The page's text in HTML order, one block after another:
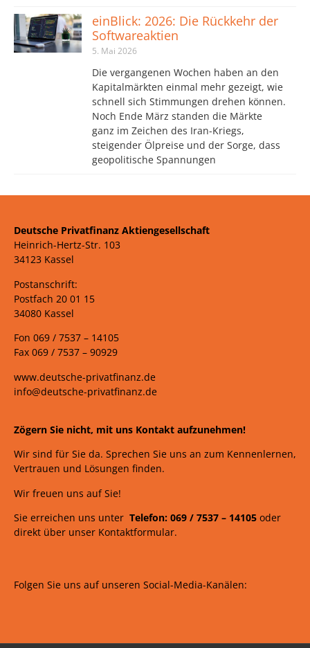
einBlick: 2026: Die Rückkehr der
Softwareaktien
5. Mai 2026
Die vergangenen Wochen haben an den
Kapitalmärkten einmal mehr gezeigt, wie
schnell sich Stimmungen drehen können.
Noch Ende März standen die Märkte
ganz im Zeichen des Iran-Kriegs,
steigender Ölpreise und der Sorge, dass
geopolitische Spannungen
Deutsche Privatfinanz Aktiengesellschaft
Heinrich-Hertz-Str. 103
34123 Kassel
Postanschrift:
Postfach 20 01 15
34080 Kassel
Fon 069 / 7537 – 14105
Fax 069 / 7537 – 90929
www.deutsche-privatfinanz.de
info@deutsche-privatfinanz.de
Zögern Sie nicht, mit uns Kontakt aufzunehmen!
Wir sind für Sie da. Sprechen Sie uns an zum Kennenlernen,
Vertrauen und Lösungen finden.
Wir freuen uns auf Sie!
Sie erreichen uns unter Telefon: 069 / 7537 – 14105 oder
direkt über unser Kontaktformular.
Folgen Sie uns auf unseren Social-Media-Kanälen: